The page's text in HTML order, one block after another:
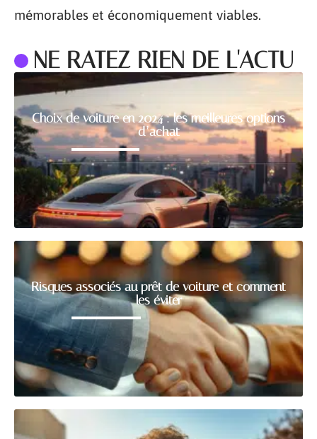
mémorables et économiquement viables.
NE RATEZ RIEN DE L'ACTU
Choix de voiture en 2024 : les meilleures options
d’achat
Risques associés au prêt de voiture et comment
les éviter